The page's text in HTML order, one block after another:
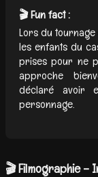
🎬 Fun fact :
Lors du tournage
les enfants du
prises pour ne
approche
déclaré avoir
personnage.
🎬 Filmographie –